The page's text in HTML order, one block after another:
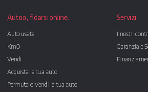
Autoo, fidarsi online.
Auto usate
Km0
Vendi
Acquista la tua auto
Permuta o Vendi la tua auto
Servizi
I nostri
Garanzia e